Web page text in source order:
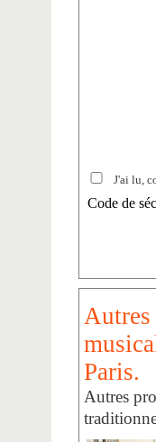
J'ai lu,
Code de
Paris.
Autres